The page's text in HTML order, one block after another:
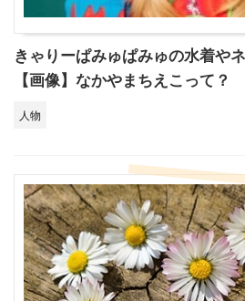
きゃりーぱみゅぱみゅの水着や
【画像】なかやまちえこって？
人物